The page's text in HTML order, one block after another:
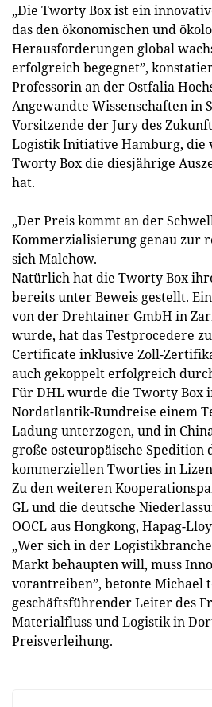
„Die Tworty Box ist ein
das den ökonomischen und
Herausforderungen global
erfolgreich begegnet”,
Professorin an der Ostfalia
Angewandte Wissenschaften in
Vorsitzende der Jury des
Logistik Initiative Hamburg, die
Tworty Box die diesjährige
hat.
„Der Preis kommt an der
Kommerzialisierung genau zur
sich Malchow.
Natürlich hat die Tworty Box
bereits unter Beweis gestellt.
von der Drehtainer GmbH in
wurde, hat das Testprocedere
Certificate inklusive Zoll-
auch gekoppelt erfolgreich
Für DHL wurde die Tworty Box
Nordatlantik-Rundreise einem
Ladung unterzogen, und in
große osteuropäische Spedition
kommerziellen Tworties in
Zu den weiteren
GL und die deutsche
OOCL aus Hongkong, Hapag-
„Wer sich in der
Markt behaupten will, muss
vorantreiben”, betonte Michael
geschäftsführender Leiter des
Materialfluss und Logistik in
Preisverleihung.